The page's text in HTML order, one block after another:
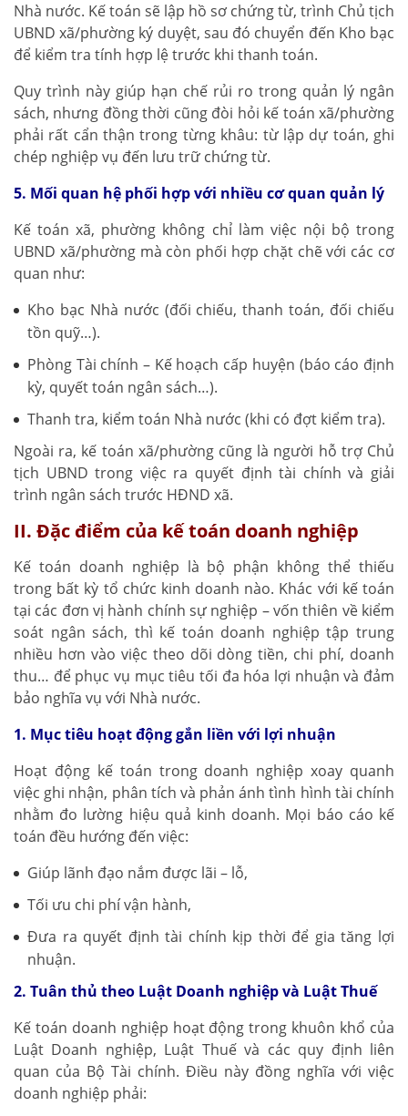
Nhà nước. Kế toán sẽ lập hồ sơ chứng từ, trình Chủ tịch
UBND xã/phường ký duyệt, sau đó chuyển đến Kho bạc
để kiểm tra tính hợp lệ trước khi thanh toán.
Quy trình này giúp hạn chế rủi ro trong quản lý ngân
sách, nhưng đồng thời cũng đòi hỏi kế toán xã/phường
phải rất cẩn thận trong từng khâu: từ lập dự toán, ghi
chép nghiệp vụ đến lưu trữ chứng từ.
5. Mối quan hệ phối hợp với nhiều cơ quan quản lý
Kế toán xã, phường không chỉ làm việc nội bộ trong
UBND xã/phường mà còn phối hợp chặt chẽ với các cơ
quan như:
Kho bạc Nhà nước (đối chiếu, thanh toán, đối chiếu
tồn quỹ…).
Phòng Tài chính – Kế hoạch cấp huyện (báo cáo định
kỳ, quyết toán ngân sách…).
Thanh tra, kiểm toán Nhà nước (khi có đợt kiểm tra).
Ngoài ra, kế toán xã/phường cũng là người hỗ trợ Chủ
tịch UBND trong việc ra quyết định tài chính và giải
trình ngân sách trước HĐND xã.
II. Đặc điểm của kế toán doanh nghiệp
Kế toán doanh nghiệp là bộ phận không thể thiếu
trong bất kỳ tổ chức kinh doanh nào. Khác với kế toán
tại các đơn vị hành chính sự nghiệp – vốn thiên về kiểm
soát ngân sách, thì kế toán doanh nghiệp tập trung
nhiều hơn vào việc theo dõi dòng tiền, chi phí, doanh
thu… để phục vụ mục tiêu tối đa hóa lợi nhuận và đảm
bảo nghĩa vụ với Nhà nước.
1. Mục tiêu hoạt động gắn liền với lợi nhuận
Hoạt động kế toán trong doanh nghiệp xoay quanh
việc ghi nhận, phân tích và phản ánh tình hình tài chính
nhằm đo lường hiệu quả kinh doanh. Mọi báo cáo kế
toán đều hướng đến việc:
Giúp lãnh đạo nắm được lãi – lỗ,
Tối ưu chi phí vận hành,
Đưa ra quyết định tài chính kịp thời để gia tăng lợi
nhuận.
2. Tuân thủ theo Luật Doanh nghiệp và Luật Thuế
Kế toán doanh nghiệp hoạt động trong khuôn khổ của
Luật Doanh nghiệp, Luật Thuế và các quy định liên
quan của Bộ Tài chính. Điều này đồng nghĩa với việc
doanh nghiệp phải: